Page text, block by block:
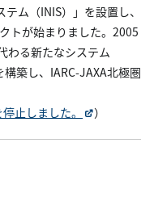
ム（INIS）」を設置し、
トが始まりました。2005
わる新たなシステム
構築し、IARC-JAXA北極圏
止しました。 ）